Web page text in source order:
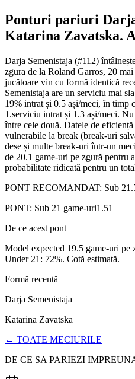
Ponturi pariuri
Katarina Zavatska.
Darja Semenistaja (#112)
zgura de la Roland Garros, 20
jucătoare vin cu formă identică
Semenistaja are un serviciu mai
19% intrat și 0.5 ași/meci, în timp
1.serviciu intrat și 1.3 ași/meci.
între cele două. Datele de
vulnerabile la break (break-uri
dese și multe break-uri într-un
de 20.1 game-uri pe zgură pentru
probabilitate ridicată pentru un
PONT RECOMANDAT: Sub
PONT: Sub 21 game-uri1.51
De ce acest pont
Model expected 19.5 game-uri pe
Under 21: 72%. Cotă estimată.
Formă recentă
Darja Semenistaja
Katarina Zavatska
← TOATE MECIURILE
DE CE SA PARIEZI